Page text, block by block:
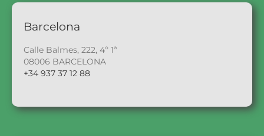
Barcelona
Calle Balmes, 222, 4º 1ª
08006 BARCELONA
+34 937 37 12 88